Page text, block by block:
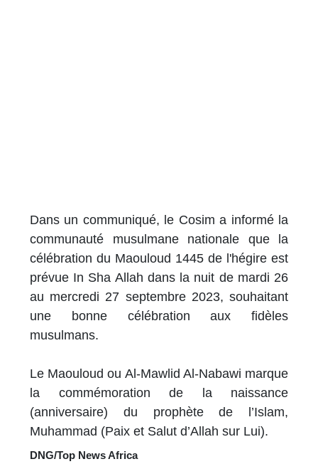
Dans un communiqué, le Cosim a informé la
communauté musulmane nationale que la
célébration du Maouloud 1445 de l'hégire est
prévue In Sha Allah dans la nuit de mardi 26
au mercredi 27 septembre 2023, souhaitant
une bonne célébration aux fidèles
musulmans.
Le Maouloud ou Al-Mawlid Al-Nabawi marque
la commémoration de la naissance
(anniversaire) du prophète de l’Islam,
Muhammad (Paix et Salut d’Allah sur Lui).
DNG/Top News Africa